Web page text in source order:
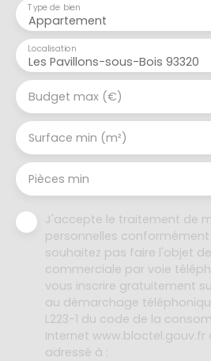
Appartement
Type de bien
Les Pavillons-sous-Bois 93320
Localisation
Budget max (€)
Surface min (m²)
Pièces min
J'accepte le traitement de
personnelles conformément
souhaitez pas faire l'objet
commerciale par voie
vous inscrire gratuitement
au démarchage
L223-1 du code de la
Internet www.bloctel.gouv.fr
adressé à :